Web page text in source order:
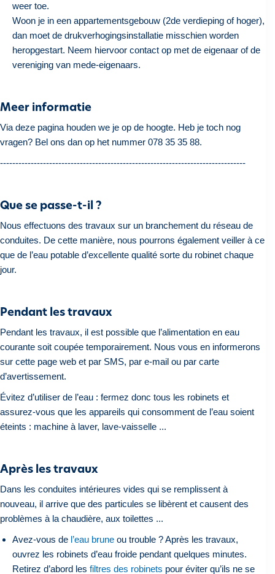
weer toe.
Woon je in een appartementsgebouw (2de verdieping of hoger),
dan moet de drukverhogingsinstallatie misschien worden
heropgestart. Neem hiervoor contact op met de eigenaar of de
vereniging van mede-eigenaars.
Meer informatie
Via deze pagina houden we je op de hoogte. Heb je toch nog
vragen? Bel ons dan op het nummer 078 35 35 88.
--------------------------------------------------------------------------------
Que se passe-t-il ?
Nous effectuons des travaux sur un branchement du réseau de
conduites. De cette manière, nous pourrons également veiller à ce
que de l’eau potable d’excellente qualité sorte du robinet chaque
jour.
Pendant les travaux
Pendant les travaux, il est possible que l’alimentation en eau
courante soit coupée temporairement. Nous vous en informerons
sur cette page web et par SMS, par e-mail ou par carte
d’avertissement.
Évitez d’utiliser de l’eau : fermez donc tous les robinets et
assurez-vous que les appareils qui consomment de l’eau soient
éteints : machine à laver, lave-vaisselle ...
Après les travaux
Dans les conduites intérieures vides qui se remplissent à
nouveau, il arrive que des particules se libèrent et causent des
problèmes à la chaudière, aux toilettes ...
Avez-vous de l’eau brune ou trouble ? Après les travaux,
ouvrez les robinets d’eau froide pendant quelques minutes.
Retirez d’abord les filtres des robinets pour éviter qu’ils ne se